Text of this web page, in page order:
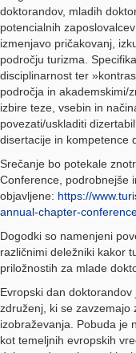
doktorandov, mladih
potencialnih
izmenjavo pričakovanj,
področju turizma.
disciplinarnost ter
področja in akademskimi/
izbire teze, vsebin in
povezati/uskladiti
disertacije in kompetence
Srečanje bo potekale
Conference, podrobnejše
objavljene: https://
annual-chapter-
Dogodki so namenjeni
različnimi deležniki kakor
priložnostih za mlade
Evropski dan
združenj, ki se zavzemajo
izobraževanja. Pobuda je
kot temeljnih evropskih